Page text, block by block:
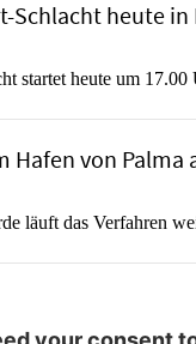
Schlacht heute
startet heute um 17.00
Hafen von Palma
läuft das Verfahren